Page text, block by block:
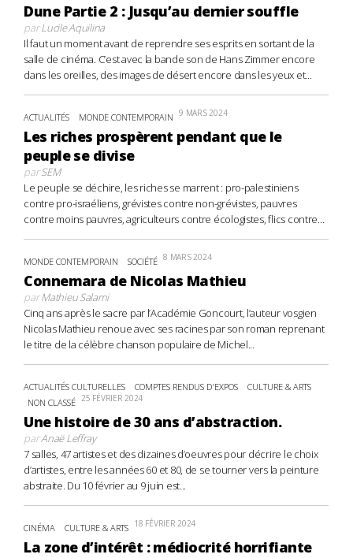
Dune Partie 2 : Jusqu’au dernier souffle
parLucile Aquilina
Il faut un moment avant de reprendre ses esprits en sortant de la
salle de cinéma. C’est avec la bande son de Hans Zimmer encore
dans les oreilles, des images de désert encore dans les yeux et...
ACTUALITÉS MONDE CONTEMPORAIN 9 MARS 2024
Les riches prospèrent pendant que le
peuple se divise
parSEM
Le peuple se déchire, les riches se marrent : pro-palestiniens
contre pro-israéliens, grévistes contre non-grévistes, pauvres
contre moins pauvres, agriculteurs contre écologistes, flics contre...
MONDE CONTEMPORAIN SOCIÉTÉ 8 MARS 2024
Connemara de Nicolas Mathieu
parMathieu Salami
Cinq ans après le sacre par l’Académie Goncourt, l’auteur vosgien
Nicolas Mathieu renoue avec ses racines par son roman reprenant
le titre de la célèbre chanson populaire de Michel...
ACTUALITÉS CULTURELLES COMPTES RENDUS D'EXPOS
CULTURE & ARTS
NON CLASSÉ 25 FÉVRIER 2024
Une histoire de 30 ans d’abstraction.
parAnaë Leffray
7 salles, 47 artistes et des dizaines d’oeuvres pour décrire le choix
d’artistes, entre les années 60 et 80, de se tourner vers la peinture
abstraite. Du 10 février au 9 juin est...
CINÉMA CULTURE & ARTS 18 FÉVRIER 2024
La zone d’intérêt : médiocrité horrifiante